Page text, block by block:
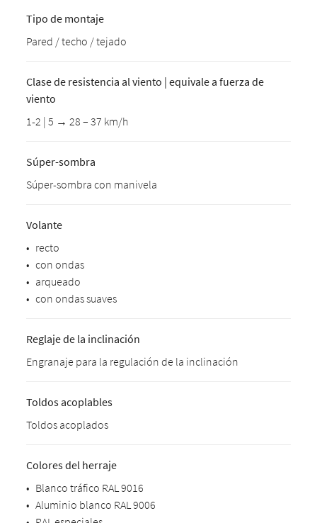
Tipo de montaje
Pared / techo / tejado
Clase de resistencia al viento | equivale a fuerza de
viento
1-2 | 5 → 28 – 37 km/h
Súper-sombra
Súper-sombra con manivela
Volante
• recto
• con ondas
• arqueado
• con ondas suaves
Reglaje de la inclinación
Engranaje para la regulación de la inclinación
Toldos acoplables
Toldos acoplados
Colores del herraje
• Blanco tráfico RAL 9016
• Aluminio blanco RAL 9006